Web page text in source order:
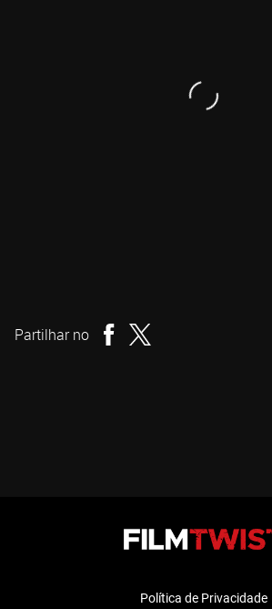
Partilhar no
Política de Privacidade